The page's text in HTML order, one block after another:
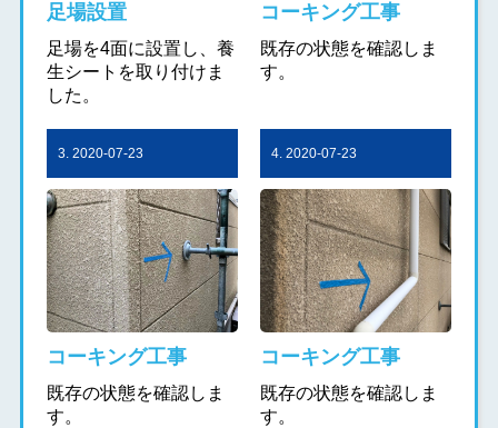
足場設置
足場を4面に設置し、養
生シートを取り付けま
した。
コーキング工事
既存の状態を確認しま
す。
3. 2020-07-23
コーキング工事
既存の状態を確認しま
す。
4. 2020-07-23
コーキング工事
既存の状態を確認しま
す。